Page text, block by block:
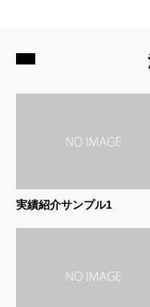
実績紹介サンプル1